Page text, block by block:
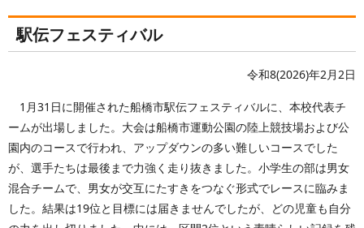
駅伝フェスティバル
令和8(2026)年2月2日
1月31日に開催された船橋市駅伝フェスティバルに、本校代表チ
ームが出場しました。大会は船橋市運動公園の陸上競技場および公
園内のコースで行われ、アップダウンの多い難しいコースでした
が、選手たちは最後まで力強く走り抜きました。小学生の部は男女
混合チームで、男女が交互にたすきをつなぐ形式でレースに臨みま
した。結果は19位と目標には届きませんでしたが、どの児童も自分